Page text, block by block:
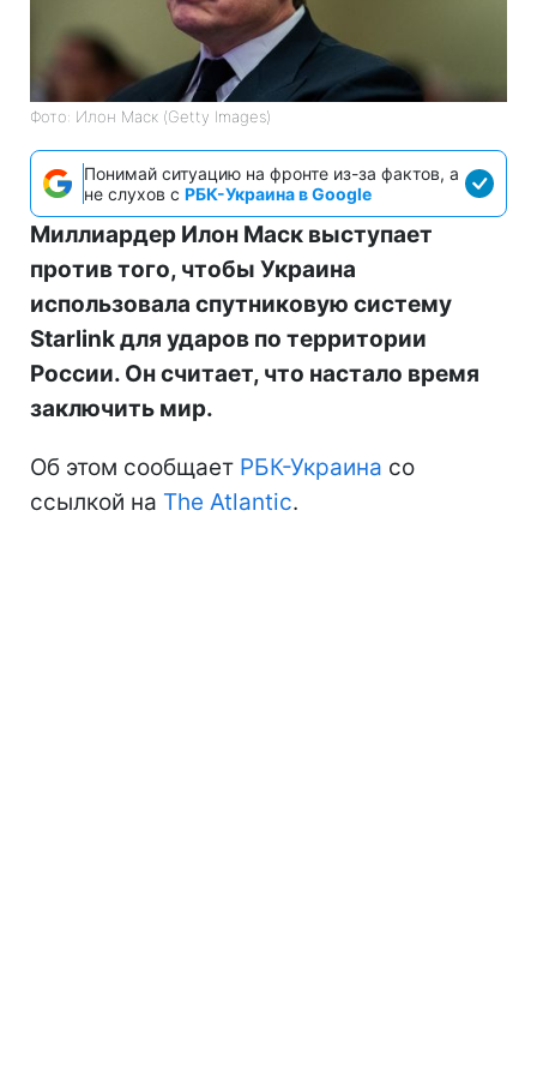
Фото: Илон Маск (Getty Images)
Понимай ситуацию на фронте из-за фактов, а
не слухов с РБК-Украина в Google
Миллиардер Илон Маск выступает
против того, чтобы Украина
использовала спутниковую систему
Starlink для ударов по территории
России. Он считает, что настало время
заключить мир.
Об этом сообщает РБК-Украина со
ссылкой на The Atlantic.